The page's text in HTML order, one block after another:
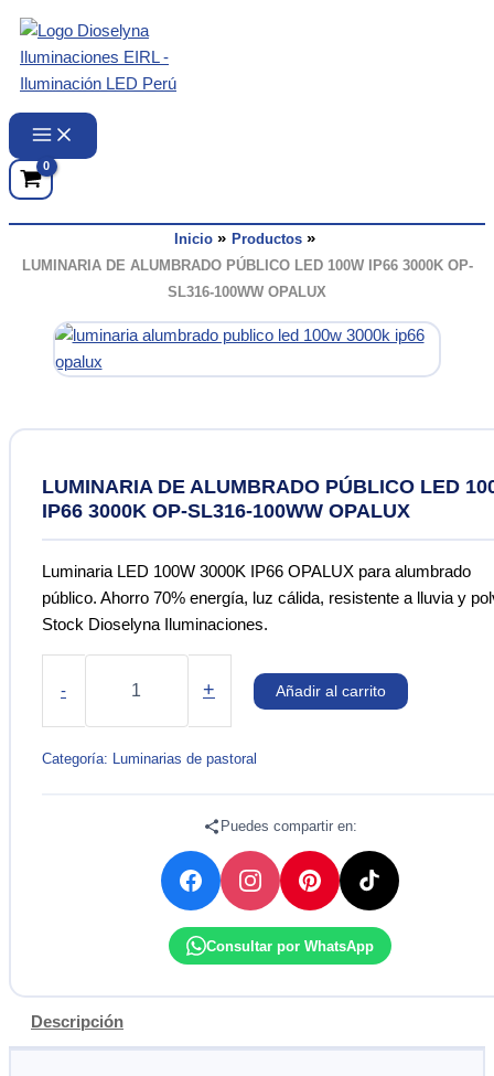
contenido
Inicio
Productos
LUMINARIA DE ALUMBRADO PÚBLICO LED 100W IP66 3000K OP-
SL316-100WW OPALUX
LUMINARIA DE ALUMBRADO PÚBLICO LED
IP66 3000K OP-SL316-100WW OPALUX
Luminaria LED 100W 3000K IP66 OPALUX para alumbrado
público. Ahorro 70% energía, luz cálida, resistente a lluvia y
Stock Dioselyna Iluminaciones.
-
PÚBLICO
LED
+ Añadir al carrito
Categoría: Luminarias de pastoral
Puedes compartir en:
Consultar por WhatsApp
Descripción